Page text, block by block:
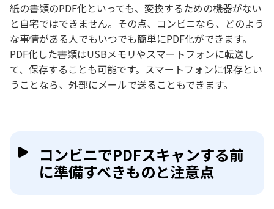
紙の書類のPDF化といっても、変換するための機器がない
と自宅ではできません。その点、コンビニなら、どのよう
な事情がある人でもいつでも簡単にPDF化ができます。
PDF化した書類はUSBメモリやスマートフォンに転送し
て、保存することも可能です。スマートフォンに保存とい
うことなら、外部にメールで送ることもできます。
コンビニでPDFスキャンする前
に準備すべきものと注意点